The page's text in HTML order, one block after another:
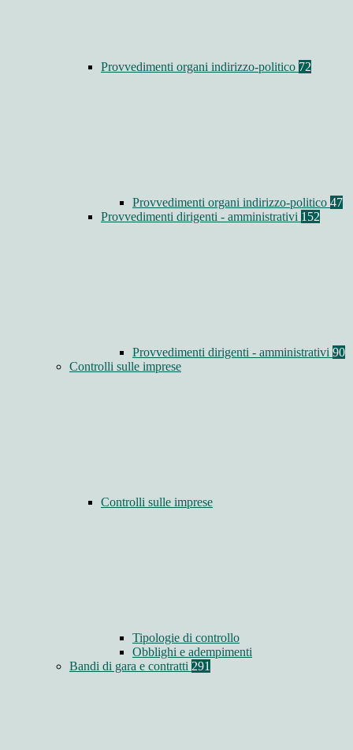
Provvedimenti organi indirizzo-politico 72
Provvedimenti organi indirizzo-politico 47
Provvedimenti dirigenti - amministrativi 152
Provvedimenti dirigenti - amministrativi 90
Controlli sulle imprese
Controlli sulle imprese
Tipologie di controllo
Obblighi e adempimenti
Bandi di gara e contratti 291